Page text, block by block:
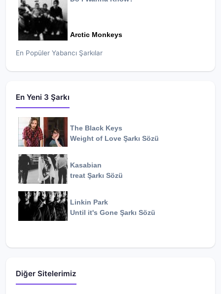
Arctic Monkeys
En Popüler Yabancı Şarkılar
En Yeni 3 Şarkı
The Black Keys
Weight of Love Şarkı Sözü
Kasabian
treat Şarkı Sözü
Linkin Park
Until it's Gone Şarkı Sözü
Diğer Sitelerimiz